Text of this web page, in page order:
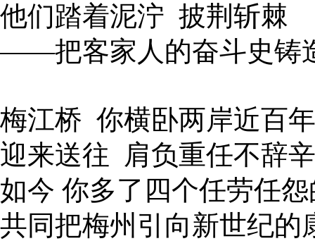
他们踏着泥泞 披荆斩棘
——把客家人的奋斗史铸
梅江桥 你横卧两岸近百年
迎来送往 肩负重任不辞
如今 你多了四个任劳任
共同把梅州引向新世纪的